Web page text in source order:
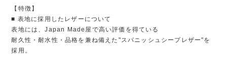
【特徴】
■ 表地に採用したレザーについて
表地には、Japan Made屋で高い評価を得ている
耐久性・耐水性・品格を兼ね備えた"スパニッシュシープレザー"を
採用。